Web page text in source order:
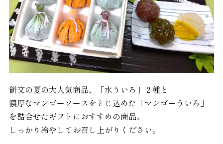
餅文の夏の大人気商品、「水ういろ」２種と
濃厚なマンゴーソースをとじ込めた「マンゴーういろ」
を詰合せたギフトにおすすめの商品。
しっかり冷やしてお召し上がりください。